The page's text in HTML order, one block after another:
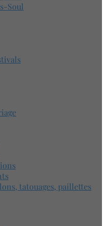
Soul
tatouages, paillettes